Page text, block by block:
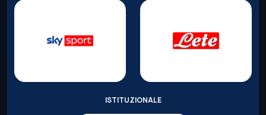
ISTITUZIONALE